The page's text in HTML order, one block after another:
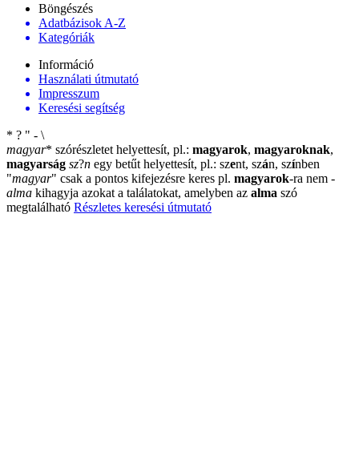
Böngészés
Adatbázisok A-Z
Kategóriák
Információ
Használati útmutató
Impresszum
Keresési segítség
* ? " - \
magyar* szórészletet helyettesít, pl.: magyarok, magyaroknak,
magyarság sz?n egy betűt helyettesít, pl.: szent, szán, színben
"magyar" csak a pontos kifejezésre keres pl. magyarok-ra nem -
alma kihagyja azokat a találatokat, amelyben az alma szó
megtalálható Részletes keresési útmutató